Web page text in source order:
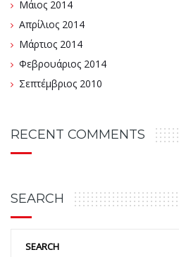
Μάιος 2014
Απρίλιος 2014
Μάρτιος 2014
Φεβρουάριος 2014
Σεπτέμβριος 2010
RECENT COMMENTS
SEARCH